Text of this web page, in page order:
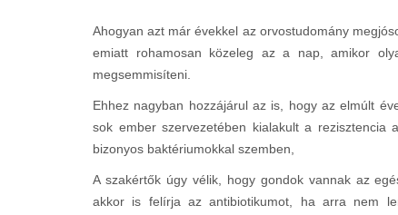
Ahogyan azt már évekkel az orvostudomány
emiatt rohamosan közeleg az a nap, amikor
megsemmisíteni.
Ehhez nagyban hozzájárul az is, hogy az elmúlt
sok ember szervezetében kialakult a
bizonyos baktériumokkal szemben,
A szakértők úgy vélik, hogy gondok vannak az
akkor is felírja az antibiotikumot, ha arra nem